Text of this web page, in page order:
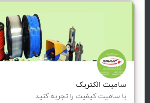
سامیت الکتریک
با سامیت کیفیت را تجربه کنید